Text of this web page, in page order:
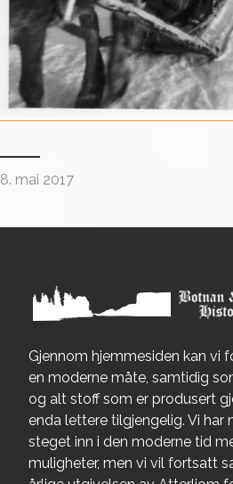
8. mai 2017
Gjennom hjemmesiden kan vi
en moderne måte, samtidig
og alt stoff som er produsert
enda lettere tilgjengelig. Vi
steget inn i den moderne tid
muligheter, men vi vil fortsatt